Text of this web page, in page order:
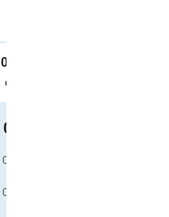
08:00
dnes
0 %
0 mm
0 mm